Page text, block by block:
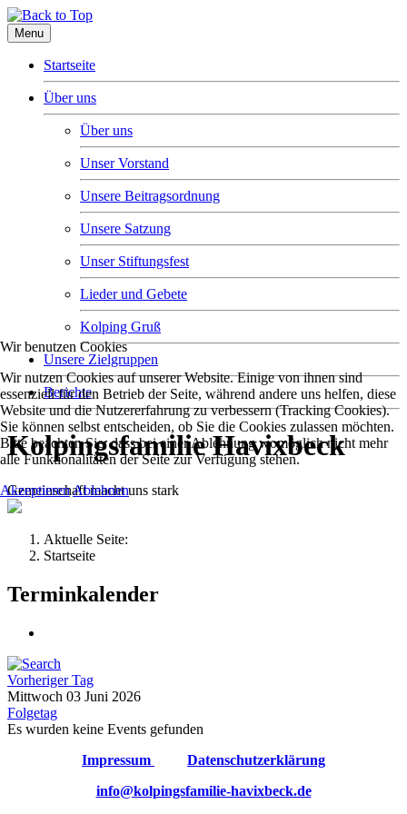
Menu
Startseite
Über uns
Über uns
Unser Vorstand
Unsere Beitragsordnung
Unsere Satzung
Unser Stiftungsfest
Lieder und Gebete
Kolping Gruß
Unsere Zielgruppen
Berichte
Kolpingsfamilie Havixbeck
Gemeinschaft macht uns stark
Aktuelle Seite:
Startseite
Terminkalender
Vorheriger Tag
Mittwoch 03 Juni 2026
Folgetag
Es wurden keine Events gefunden
Impressum
Datenschutzerklärung
info@kolpingsfamilie-havixbeck.de
Wir benutzen Cookies
Wir nutzen Cookies auf unserer Website. Einige von ihnen sind
essenziell für den Betrieb der Seite, während andere uns helfen, diese
Website und die Nutzererfahrung zu verbessern (Tracking Cookies).
Sie können selbst entscheiden, ob Sie die Cookies zulassen möchten.
Bitte beachten Sie, dass bei einer Ablehnung womöglich nicht mehr
alle Funktionalitäten der Seite zur Verfügung stehen.
AkzeptierenAblehnen